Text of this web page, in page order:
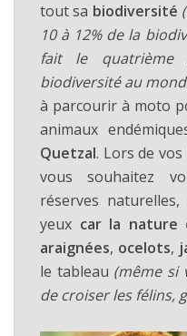
tout sa biodiversité
10 à 12% de la
fait le
biodiversité au
à parcourir à moto
animaux
Quetzal. Lors de
vous souhaitez
réserves
yeux car la nature
araignées, ocelots,
le tableau (même si
de croiser les félins,